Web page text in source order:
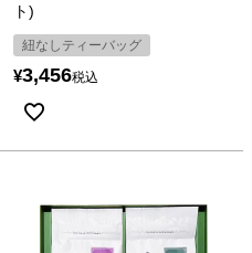
ト)
紐なしティーバッグ
¥3,456税込